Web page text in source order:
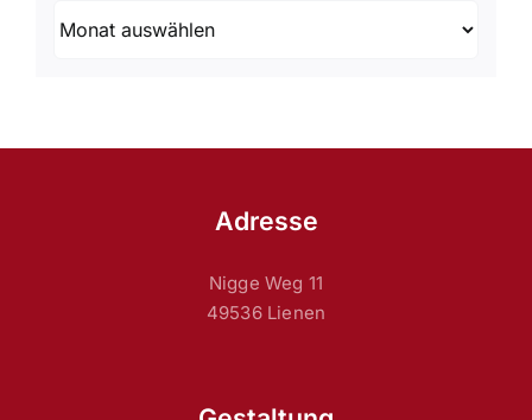
Adresse
Nigge Weg 11
49536 Lienen